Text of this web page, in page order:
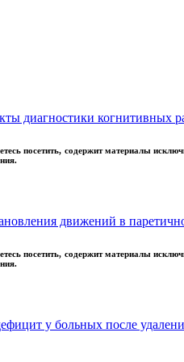
Летняя
диагностики когнитивных
посетить, содержит материалы
движений в
посетить, содержит материалы
у больных после